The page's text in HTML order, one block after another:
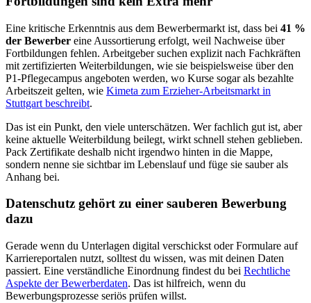
Eine kritische Erkenntnis aus dem Bewerbermarkt ist, dass bei 41 %
der Bewerber eine Aussortierung erfolgt, weil Nachweise über
Fortbildungen fehlen. Arbeitgeber suchen explizit nach Fachkräften
mit zertifizierten Weiterbildungen, wie sie beispielsweise über den
P1-Pflegecampus angeboten werden, wo Kurse sogar als bezahlte
Arbeitszeit gelten, wie Kimeta zum Erzieher-Arbeitsmarkt in
Stuttgart beschreibt.
Das ist ein Punkt, den viele unterschätzen. Wer fachlich gut ist, aber
keine aktuelle Weiterbildung beilegt, wirkt schnell stehen geblieben.
Pack Zertifikate deshalb nicht irgendwo hinten in die Mappe,
sondern nenne sie sichtbar im Lebenslauf und füge sie sauber als
Anhang bei.
Datenschutz gehört zu einer sauberen Bewerbung
dazu
Gerade wenn du Unterlagen digital verschickst oder Formulare auf
Karriereportalen nutzt, solltest du wissen, was mit deinen Daten
passiert. Eine verständliche Einordnung findest du bei Rechtliche
Aspekte der Bewerberdaten. Das ist hilfreich, wenn du
Bewerbungsprozesse seriös prüfen willst.